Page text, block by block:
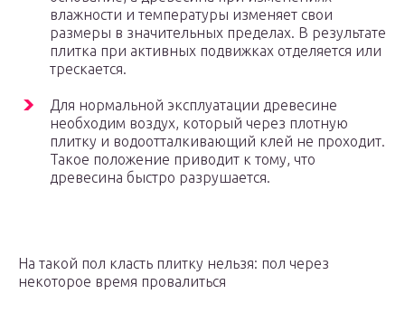
влажности и температуры изменяет свои
размеры в значительных пределах. В результате
плитка при активных подвижках отделяется или
трескается.
Для нормальной эксплуатации древесине
необходим воздух, который через плотную
плитку и водоотталкивающий клей не проходит.
Такое положение приводит к тому, что
древесина быстро разрушается.
На такой пол класть плитку нельзя: пол через
некоторое время провалиться